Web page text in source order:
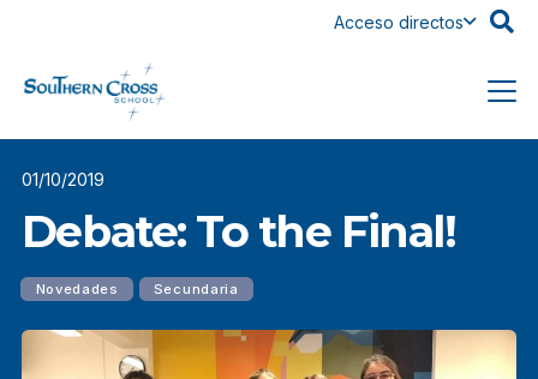
Acceso directos
01/10/2019
Debate: To the Final!
Novedades Secundaria